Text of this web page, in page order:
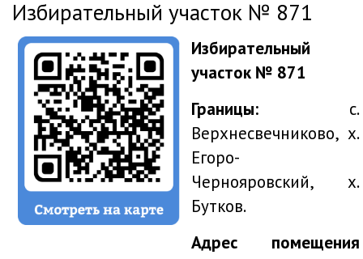
Избирательный участок № 871
Избирательный
участок № 871
Границы: с.
Верхнесвечниково, х.
Егоро-
Чернояровский, х.
Бутков.
Адрес помещения